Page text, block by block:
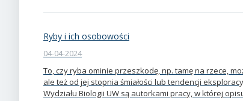
Ryby i ich osobowości
04-04-2024
To, czy ryba ominie przeszkodę, np. tamę na rzece,
ale też od jej stopnia śmiałości lub tendencji
Wydziału Biologii UW są autorkami pracy, w której